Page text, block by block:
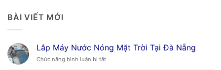
BÀI VIẾT MỚI
Lắp Máy Nước Nóng Mặt Trời Tại Đà Nẵng
Chức năng bình luận bị tắtở